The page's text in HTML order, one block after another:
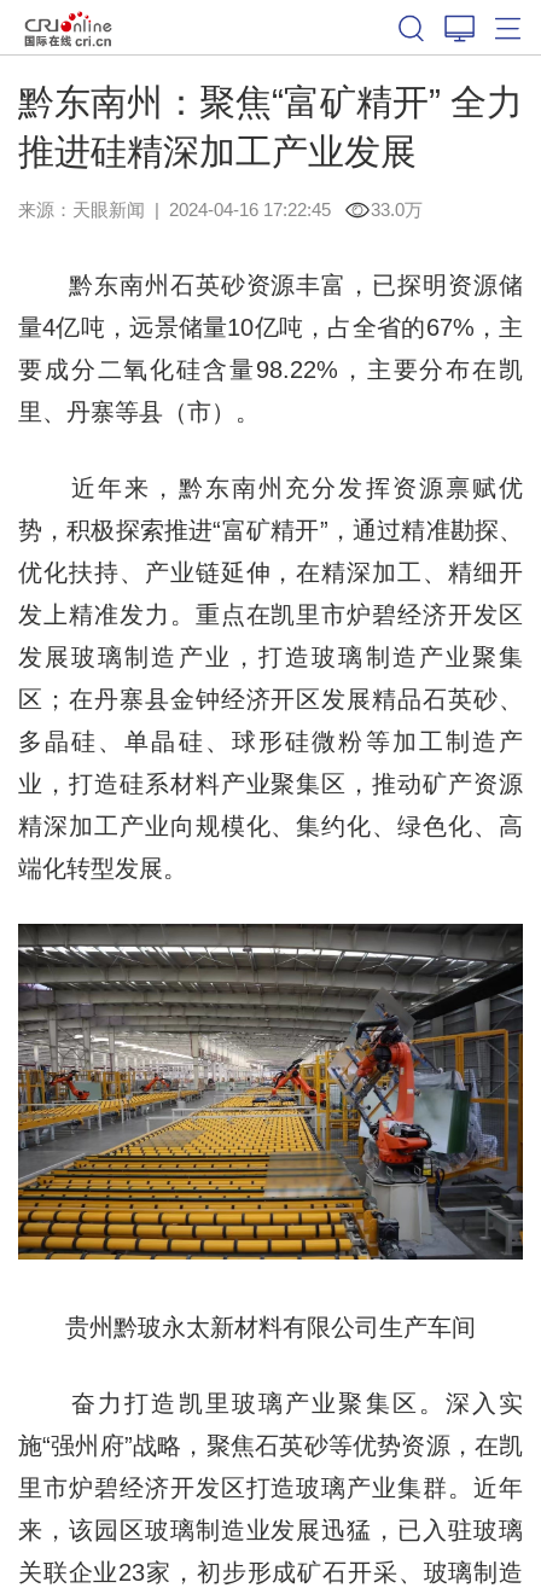
黔东南州：聚焦“富矿精开” 全力
推进硅精深加工产业发展
来源： 天眼新闻 | 2024-04-16 17:22:45 33.0万
黔东南州石英砂资源丰富，已探明资源储
量4亿吨，远景储量10亿吨，占全省的67%，主
要成分二氧化硅含量98.22%，主要分布在凯
里、丹寨等县（市）。
近年来，黔东南州充分发挥资源禀赋优
势，积极探索推进“富矿精开”，通过精准勘探、
优化扶持、产业链延伸，在精深加工、精细开
发上精准发力。重点在凯里市炉碧经济开发区
发展玻璃制造产业，打造玻璃制造产业聚集
区；在丹寨县金钟经济开区发展精品石英砂、
多晶硅、单晶硅、球形硅微粉等加工制造产
业，打造硅系材料产业聚集区，推动矿产资源
精深加工产业向规模化、集约化、绿色化、高
端化转型发展。
贵州黔玻永太新材料有限公司生产车间
奋力打造凯里玻璃产业聚集区。深入实
施“强州府”战略，聚焦石英砂等优势资源，在凯
里市炉碧经济开发区打造玻璃产业集群。近年
来，该园区玻璃制造业发展迅猛，已入驻玻璃
关联企业23家，初步形成矿石开采、玻璃制造